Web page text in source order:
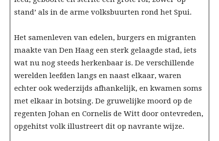
stand’ als in de arme volksbuurten rond het Spui.
Het samenleven van edelen, burgers en migranten
maakte van Den Haag een sterk gelaagde stad, iets
wat nu nog steeds herkenbaar is. De verschillende
werelden leefden langs en naast elkaar, waren
echter ook wederzijds afhankelijk, en kwamen soms
met elkaar in botsing. De gruwelijke moord op de
regenten Johan en Cornelis de Witt door ontevreden,
opgehitst volk illustreert dit op navrante wijze.